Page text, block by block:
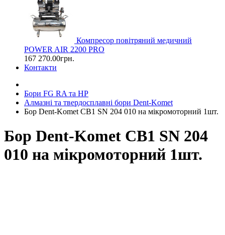
Компресор повітряний медичний
POWER AIR 2200 PRO
167 270.00грн.
Контакти
Бори FG RA та HP
Алмазні та твердосплавні бори Dent-Komet
Бор Dent-Komet CB1 SN 204 010 на мікромоторний 1шт.
Бор Dent-Komet CB1 SN 204
010 на мікромоторний 1шт.